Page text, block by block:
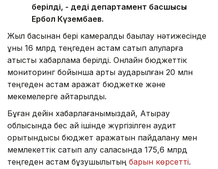
берілді, - деді департамент басшысы
Ербол Күзембаев.
Жыл басынан бері камералдық бақылау нәтижесінде
құны 16 млрд теңгеден астам сатып алуларға
қатысты хабарлама берілді. Онлайн бюджеттік
мониторинг бойынша артық аударылған 20 млн
теңгеден астам қаражат бюджетке және
мекемелерге қайтарылды.
Бұған дейін хабарлағанымыздай, Атырау
облысында бес ай ішінде жүргізілген аудит
қорытындысы бюджет қаражатын пайдалану мен
мемлекеттік сатып алу саласында 175,6 млрд
теңгеден астам бұзушылықтың барын көрсетті.